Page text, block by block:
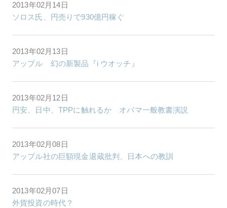
2013年02月14日
ソロス氏、円売りで930億円稼ぐ
2013年02月13日
アップル 幻の新製品『i ウオッチ』
2013年02月12日
円安、日中、TPPに触れるか オバマ一般教書演説
2013年02月08日
アップル社の巨額現金退蔵批判、日本への教訓
2013年02月07日
外貨投資の時代？